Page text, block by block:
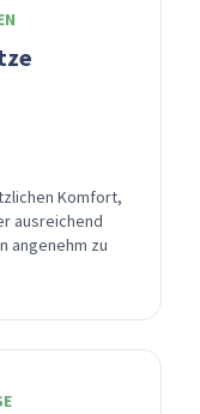
Komfort,
ausreichend
angenehm zu